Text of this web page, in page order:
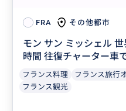
FRA その他都市
モン サン ミッシェル
時間 往復チャーター車
フランス料理 フランス旅行
フランス観光